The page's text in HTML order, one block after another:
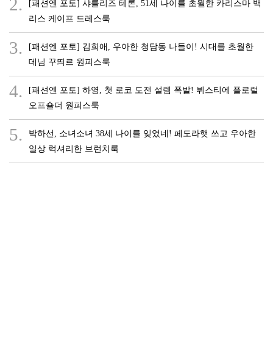
2.
[패션엔 포토] 샤를리즈 테론, 51세 나이를 초월한 카리스마 백
리스 케이프 드레스룩
3.
[패션엔 포토] 김희애, 우아한 청담동 나들이! 시대를 초월한
데님 꾸띄르 원피스룩
4.
[패션엔 포토] 하영, 첫 로코 도전 설렘 폭발! 뷔스티에 플로럴
오프숄더 원피스룩
5.
박하선, 소녀소녀 38세 나이를 잊었네! 페도라햇 쓰고 우아한
일상 럭셔리한 브런치룩